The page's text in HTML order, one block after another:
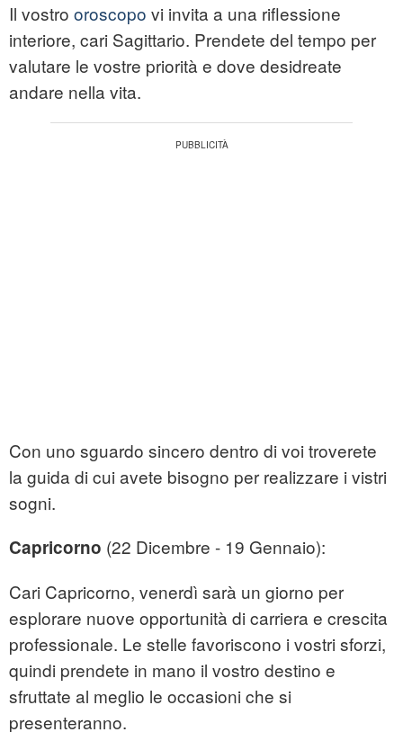
Il vostro oroscopo vi invita a una riflessione
interiore, cari Sagittario. Prendete del tempo per
valutare le vostre priorità e dove desidreate
andare nella vita.
Con uno sguardo sincero dentro di voi troverete
la guida di cui avete bisogno per realizzare i vistri
sogni.
Capricorno (22 Dicembre - 19 Gennaio):
Cari Capricorno, venerdì sarà un giorno per
esplorare nuove opportunità di carriera e crescita
professionale. Le stelle favoriscono i vostri sforzi,
quindi prendete in mano il vostro destino e
sfruttate al meglio le occasioni che si
presenteranno.